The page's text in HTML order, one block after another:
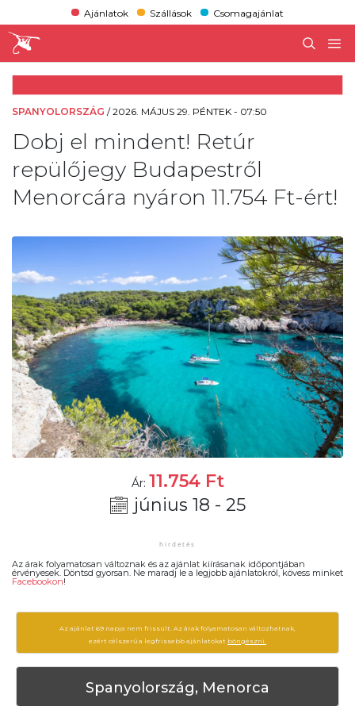
Ajánlatok Szállások Csomagajánlat
SPANYOLORSZÁG /2026. MÁJUS 29. PÉNTEK - 07:50
Dobj el mindent! Retúr
repülőjegy Budapestről
Menorcára nyáron 11.754 Ft-ért!
Ár: 11.754 Ft
június 18 - 25
Az árak folyamatosan változnak és az ajánlat kiírásanak időpontjában
érvényesek. Döntsd gyorsan. Ne maradj le a legjobb ajánlatokról, kövess minket
Facebookon!
Az ajánlat 69 napja nem frissült. Az árak folyamatosan változhatnak,
ezért célszerű a legfrissebb ajánlatokat böngészni.
Spanyolország, Menorca